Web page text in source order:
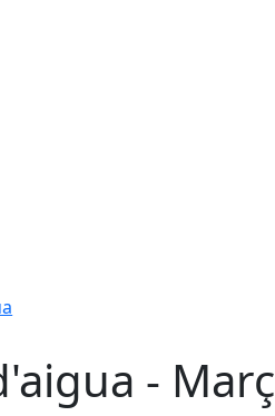
- Març